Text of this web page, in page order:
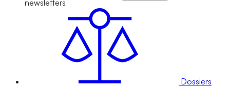
newsletters
Dossiers